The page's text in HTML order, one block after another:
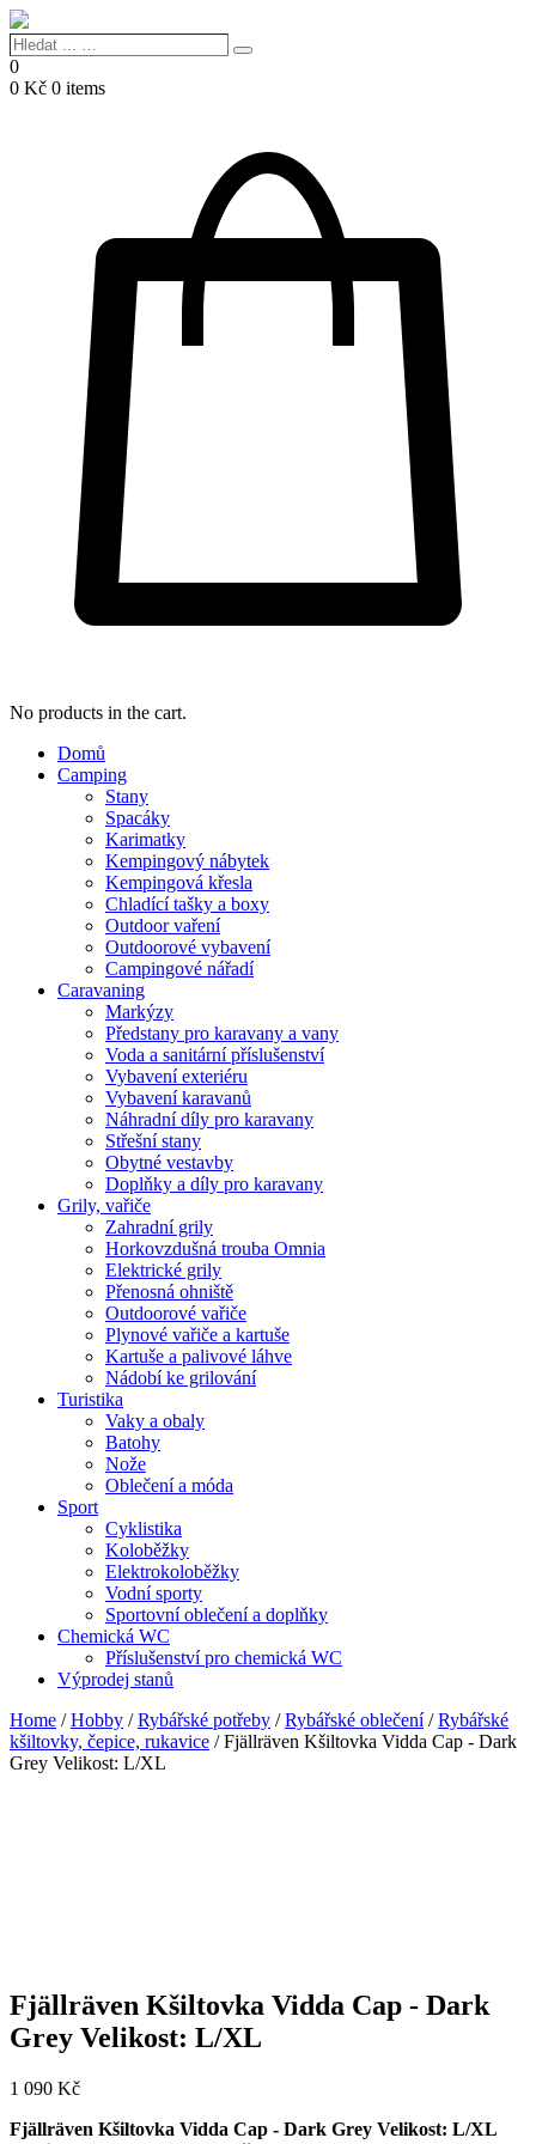
Hledat
...
…
Search
0
0 Kč 0 items
No products in the cart.
Domů
Camping
Stany
Spacáky
Karimatky
Kempingový nábytek
Kempingová křesla
Chladící tašky a boxy
Outdoor vaření
Outdoorové vybavení
Campingové nářadí
Caravaning
Markýzy
Předstany pro karavany a vany
Voda a sanitární příslušenství
Vybavení exteriéru
Vybavení karavanů
Náhradní díly pro karavany
Střešní stany
Obytné vestavby
Doplňky a díly pro karavany
Grily, vařiče
Zahradní grily
Horkovzdušná trouba Omnia
Elektrické grily
Přenosná ohniště
Outdoorové vařiče
Plynové vařiče a kartuše
Kartuše a palivové láhve
Nádobí ke grilování
Turistika
Vaky a obaly
Batohy
Nože
Oblečení a móda
Sport
Cyklistika
Koloběžky
Elektrokoloběžky
Vodní sporty
Sportovní oblečení a doplňky
Chemická WC
Příslušenství pro chemická WC
Výprodej stanů
Home /Hobby /Rybářské potřeby /Rybářské oblečení/Rybářské
kšiltovky, čepice, rukavice / Fjällräven Kšiltovka Vidda Cap - Dark
Grey Velikost: L/XL
Fjällräven Kšiltovka Vidda Cap - Dark
Grey Velikost: L/XL
1 090 Kč
Fjällräven Kšiltovka Vidda Cap - Dark Grey Velikost: L/XL